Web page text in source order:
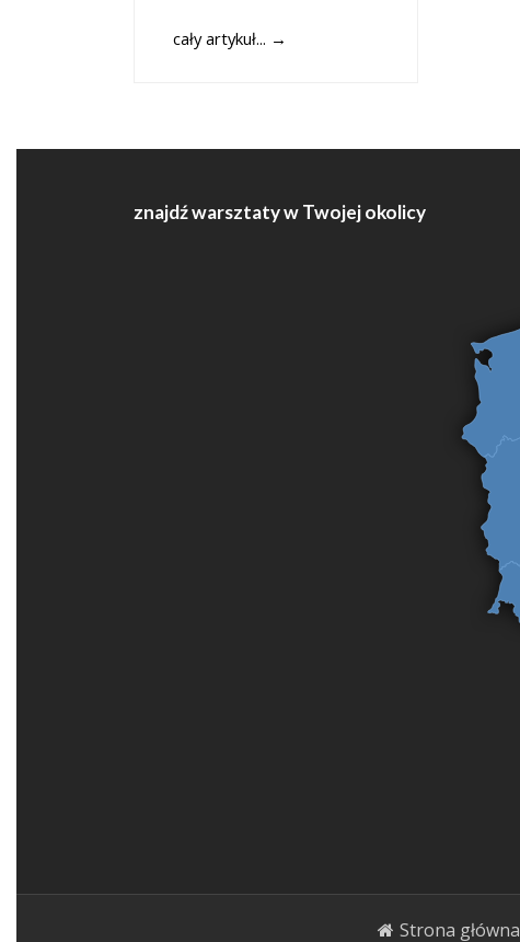
cały artykuł... →
znajdź warsztaty w Twojej okolicy
Strona główna